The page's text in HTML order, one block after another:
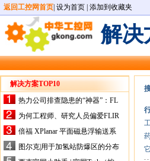
返回工控网首页 设为首页 添加到收藏夹
解决
解决方案TOP10
热力公司排查隐患的“神器”：FL
IR手持式热像仪，高效精准！
为何工程师、研究人员偏爱FLIR
X-HS系列热像仪？精准高效是
关键
倍福 XPlanar 平面磁悬浮输送系
统的创新应用
图尔克|用于加氢站防爆区的分布
式I/O解决方案
它